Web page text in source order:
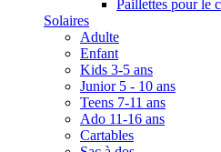
Paillettes pour le
Solaires
Adulte
Enfant
Kids 3-5 ans
Junior 5 - 10 ans
Teens 7-11 ans
Ado 11-16 ans
Cartables